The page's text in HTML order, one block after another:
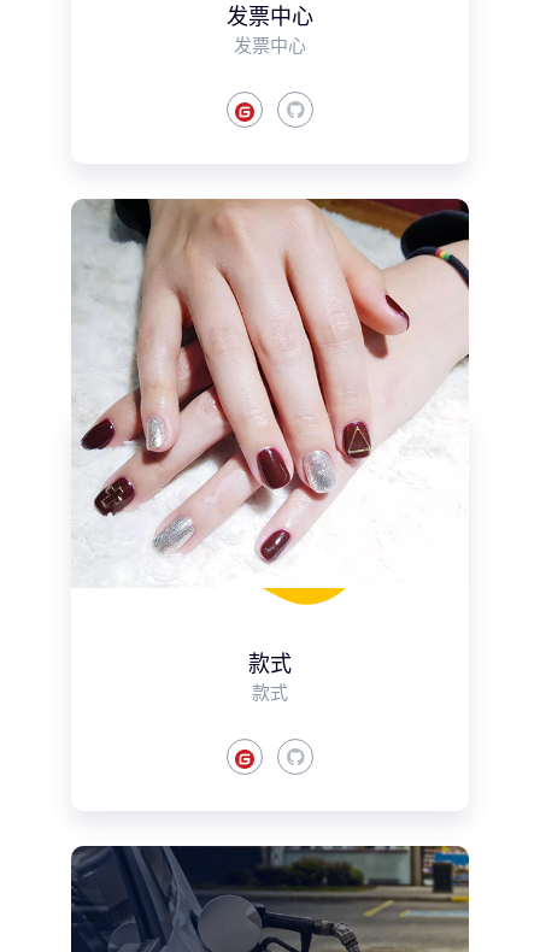
发票中心
发票中心
款式
款式